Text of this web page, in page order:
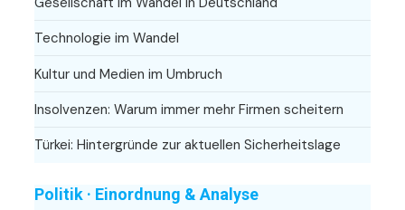
Technologie im Wandel
Kultur und Medien im Umbruch
Insolvenzen: Warum immer mehr Firmen scheitern
Türkei: Hintergründe zur aktuellen Sicherheitslage
Politik · Einordnung & Analyse